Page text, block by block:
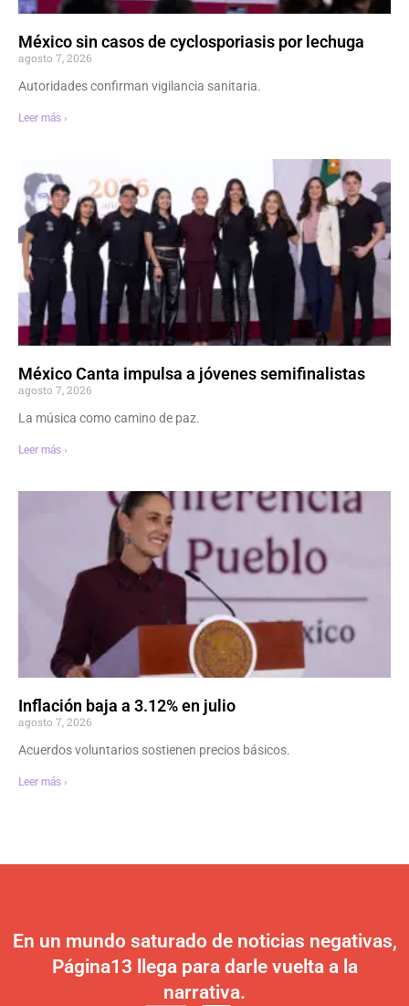
México sin casos de cyclosporiasis por lechuga
agosto 7, 2026
Autoridades confirman vigilancia sanitaria.
Leer más ›
México Canta impulsa a jóvenes semifinalistas
agosto 7, 2026
La música como camino de paz.
Leer más ›
Inflación baja a 3.12% en julio
agosto 7, 2026
Acuerdos voluntarios sostienen precios básicos.
Leer más ›
En un mundo saturado de noticias negativas,
Página13 llega para darle vuelta a la
narrativa.